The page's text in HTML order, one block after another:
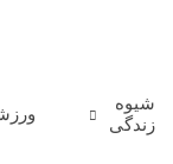
شیوه
زندگی